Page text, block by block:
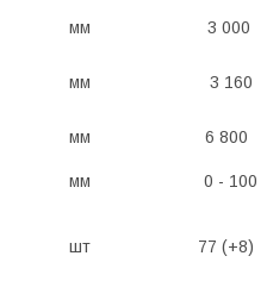
мм 3 000
мм 3 160
мм 6 800
мм 0 - 100
шт 77 (+8)